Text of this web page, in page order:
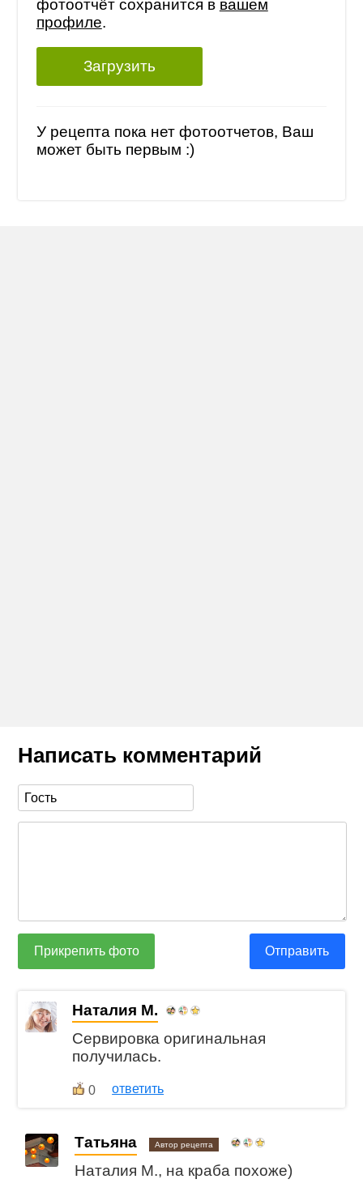
фотоотчёт сохранится в вашем
профиле.
Загрузить
У рецепта пока нет фотоотчетов, Ваш
может быть первым :)
Написать комментарий
Прикрепить фото Отправить
Наталия М.
Сервировка оригинальная
получилась.
0 ответить
Татьяна Автор рецепта
Наталия М., на краба похоже)